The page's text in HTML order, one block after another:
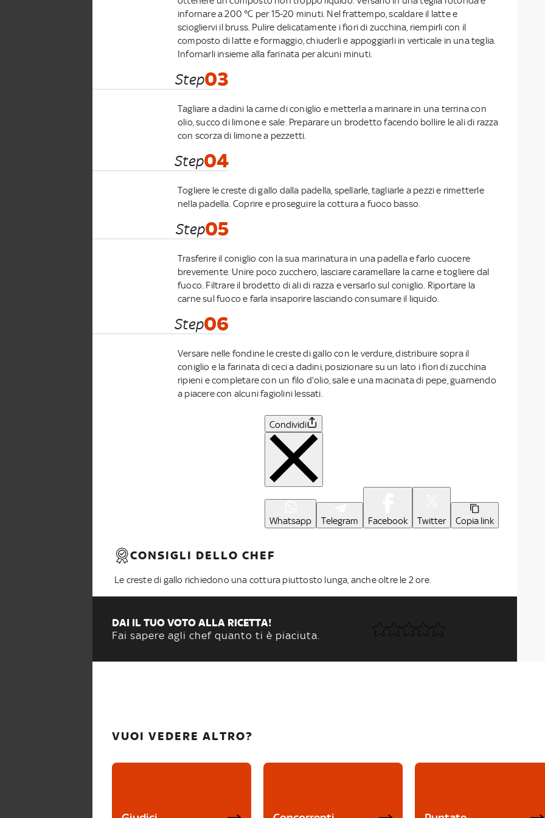
infornare a 200 °C per 15-20 minuti. Nel frattempo, scaldare il latte e
sciogliervi il bruss. Pulire delicatamente i fiori di zucchina, riempirli con il
composto di latte e formaggio, chiuderli e appoggiarli in verticale in una teglia.
Infornarli insieme alla farinata per alcuni minuti.
Step03
Tagliare a dadini la carne di coniglio e metterla a marinare in una terrina con
olio, succo di limone e sale. Preparare un brodetto facendo bollire le ali di razza
con scorza di limone a pezzetti.
Step04
Togliere le creste di gallo dalla padella, spellarle, tagliarle a pezzi e rimetterle
nella padella. Coprire e proseguire la cottura a fuoco basso.
Step05
Trasferire il coniglio con la sua marinatura in una padella e farlo cuocere
brevemente. Unire poco zucchero, lasciare caramellare la carne e togliere dal
fuoco. Filtrare il brodetto di ali di razza e versarlo sul coniglio. Riportare la
carne sul fuoco e farla insaporire lasciando consumare il liquido.
Step06
Versare nelle fondine le creste di gallo con le verdure, distribuire sopra il
coniglio e la farinata di ceci a dadini, posizionare su un lato i fiori di zucchina
ripieni e completare con un filo d'olio, sale e una macinata di pepe, guarnendo
a piacere con alcuni fagiolini lessati.
Condividi
Whatsapp Telegram Facebook Twitter Copia link
CONSIGLI DELLO CHEF
Le creste di gallo richiedono una cottura piuttosto lunga, anche oltre le 2 ore.
DAI IL TUO VOTO ALLA RICETTA!
Fai sapere agli chef quanto ti è piaciuta.
VUOI VEDERE ALTRO?